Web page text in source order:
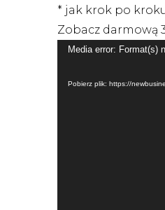
* jak krok po
Zobacz darmową
Odtwarzacz
Media error: Format(s)
Pobierz plik: https://